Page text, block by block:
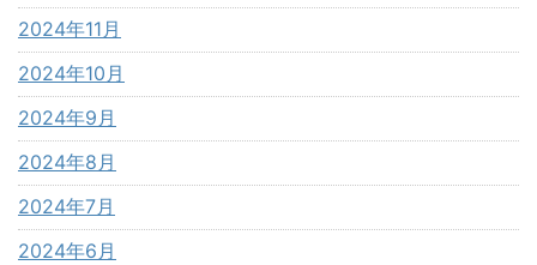
2024年11月
2024年10月
2024年9月
2024年8月
2024年7月
2024年6月